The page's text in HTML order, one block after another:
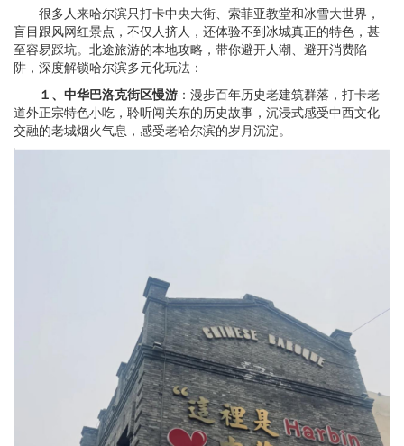
很多人来哈尔滨只打卡中央大街、索菲亚教堂和冰雪大世界，
盲目跟风网红景点，不仅人挤人，还体验不到冰城真正的特色，甚
至容易踩坑。北途旅游的本地攻略，带你避开人潮、避开消费陷
阱，深度解锁哈尔滨多元化玩法：
１、中华巴洛克街区慢游 ：漫步百年历史老建筑群落，打卡老
道外正宗特色小吃，聆听闯关东的历史故事，沉浸式感受中西文化
交融的老城烟火气息，感受老哈尔滨的岁月沉淀。